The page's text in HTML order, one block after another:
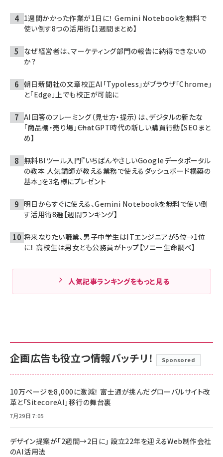
1週間かかった作業が1日に！ Gemini Notebookを無料で
使い倒す8つの活用術【1週間まとめ】
なぜ経営者は、マーケティング部門の報告に納得できないの
か？
朝日新聞社の文章校正AI「Typoless」がブラウザ「Chrome」
と「Edge」上でも校正が可能に
AI回答のフレーミング（見せ方・提示）は、デジタルの新たな
「商品棚・売り場」――ChatGPT時代の新しい購買行動【SEOまと
め】
無料BIツール入門『いちばんやさしいGoogleデータポータル
の教本 人気講師が教える業務で使えるダッシュボード構築の
基本』を3名様にプレゼント
明日からすぐに使える、Gemini Notebookを無料で使い倒
す活用術8選【週間ランキング】
将来なりたい職業、男子中学生はITエンジニアが5位→1位
に！ 高校生は男女とも公務員がトップ【ソニー生命調べ】
人気記事ランキングをもっと見る
企画広告も役立つ情報バッチリ！ Sponsored
10万ページを8,000に激減！ 富士通が挑んだグローバルサイト改
革と「SitecoreAI」移行の舞台裏
7月29日 7:05
デザイン提案が「2週間→2日に」 設立22年を迎えるWeb制作会社
のAI活用法